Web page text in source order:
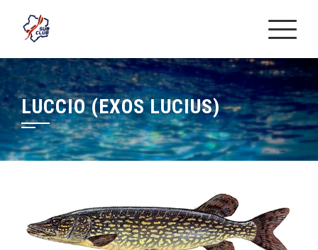
LUCCIO (EXOS LUCIUS)